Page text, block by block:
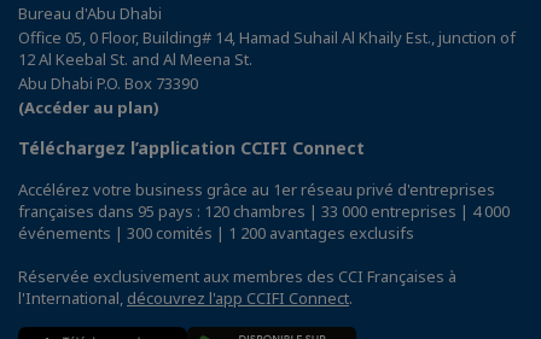
Bureau d'Abu Dhabi
Office 05, 0 Floor, Building# 14, Hamad Suhail Al Khaily Est., junction of
12 Al Keebal St. and Al Meena St.
Abu Dhabi P.O. Box 73390
(Accéder au plan)
Téléchargez l’application CCIFI Connect
Accélérez votre business grâce au 1er réseau privé d'entreprises
françaises dans 95 pays : 120 chambres | 33 000 entreprises | 4 000
événements | 300 comités | 1 200 avantages exclusifs
Réservée exclusivement aux membres des CCI Françaises à
l'International, découvrez l'app CCIFI Connect.